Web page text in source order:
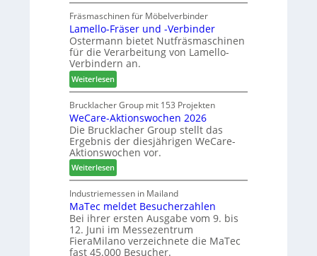
f
f
e
i
n
e
u
e
r
G
e
s
c
h
ä
f
t
s
f
ü
h
r
e
r
A
u
s
z
e
i
c
h
n
u
n
g
e
n
f
ü
r
P
l
a
Fräsmaschinen für Möbelverbinder
Lamello-Fräser und -Verbinder
Ostermann bietet Nutfräsmaschinen
für die Verarbeitung von Lamello-
Verbindern an.
Weiterlesen:
L
a
m
e
l
l
o
-
F
r
ä
s
e
Brucklacher Group mit 153 Projekten
WeCare-Aktionswochen 2026
Die Brucklacher Group stellt das
Ergebnis der diesjährigen WeCare-
Aktionswochen vor.
Weiterlesen:
W
e
C
a
r
e
Industriemessen in Mailand
MaTec meldet Besucherzahlen
Bei ihrer ersten Ausgabe vom 9. bis
12. Juni im Messezentrum
FieraMilano verzeichnete die MaTec
fast 45.000 Besucher.